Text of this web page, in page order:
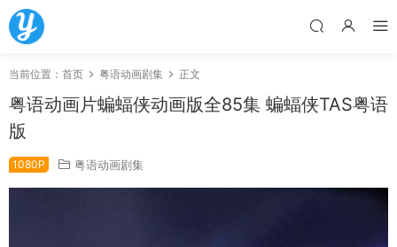
当前位置： 首页 粤语动画剧集 正文
粤语动画片蝙蝠侠动画版全85集 蝙蝠侠TAS粤语
版
1080P 粤语动画剧集